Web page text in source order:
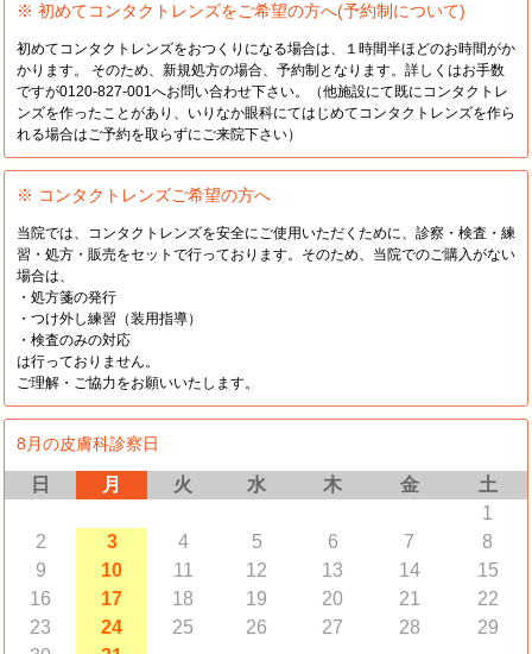
※ 初めてコンタクトレンズをご希望の方へ(予約制について)
初めてコンタクトレンズをおつくりになる場合は、１時間半ほどのお時間がか
かります。 そのため、新規処方の場合、予約制となります。詳しくはお手数
ですが0120-827-001へお問い合わせ下さい。（他施設にて既にコンタクトレ
ンズを作ったことがあり、いりなか眼科にてはじめてコンタクトレンズを作ら
れる場合はご予約を取らずにご来院下さい）
※ コンタクトレンズご希望の方へ
当院では、コンタクトレンズを安全にご使用いただくために、診察・検査・練
習・処方・販売をセットで行っております。そのため、当院でのご購入がない
場合は、
・処方箋の発行
・つけ外し練習（装用指導）
・検査のみの対応
は行っておりません。
ご理解・ご協力をお願いいたします。
8月の皮膚科診察日
日 月 火 水 木 金
土
1
2
3 4 5 6 7
8
9
10 11 12 13 14
15
16
17 18 19 20 21
22
23
24 25 26 27 28
29